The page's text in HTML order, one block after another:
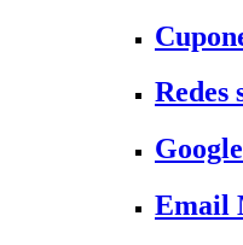
Redes
Email